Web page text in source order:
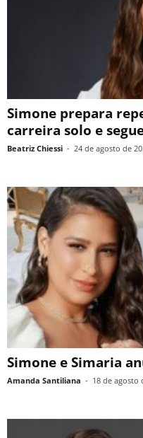
Simone prepara
carreira solo e
Beatriz Chiessi - 24 de agosto de
Simone e Simaria
Amanda Santiliana - 18 de agosto